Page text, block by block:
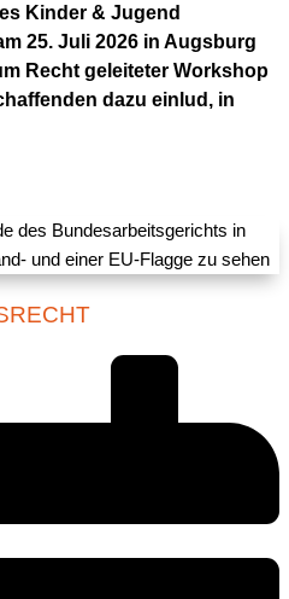
Kinder & Jugend
25. Juli 2026 in Augsburg
Recht geleiteter Workshop
dazu einlud, in